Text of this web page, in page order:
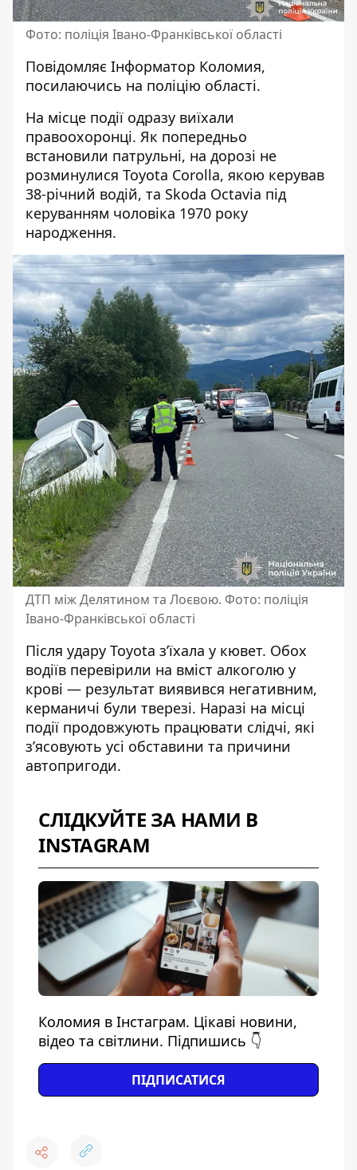
Фото: поліція Івано-Франківської області
Повідомляє Інформатор Коломия,
посилаючись на поліцію області.
На місце події одразу виїхали
правоохоронці. Як попередньо
встановили патрульні, на дорозі не
розминулися Toyota Corolla, якою керував
38-річний водій, та Skoda Octavia під
керуванням чоловіка 1970 року
народження.
ДТП між Делятином та Лоєвою. Фото: поліція
Івано-Франківської області
Після удару Toyota з’їхала у кювет. Обох
водіїв перевірили на вміст алкоголю у
крові — результат виявився негативним,
керманичі були тверезі. Наразі на місці
події продовжують працювати слідчі, які
з’ясовують усі обставини та причини
автопригоди.
СЛІДКУЙТЕ ЗА НАМИ В
INSTAGRAM
Коломия в Інстаграм. Цікаві новини,
відео та світлини. Підпишись 👇
ПІДПИСАТИСЯ